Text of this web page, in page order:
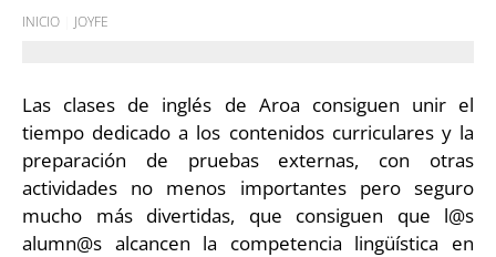
INICIO JOYFE
Las clases de inglés de Aroa consiguen unir el
tiempo dedicado a los contenidos curriculares y la
preparación de pruebas externas, con otras
actividades no menos importantes pero seguro
mucho más divertidas, que consiguen que l@s
alumn@s alcancen la competencia lingüística en